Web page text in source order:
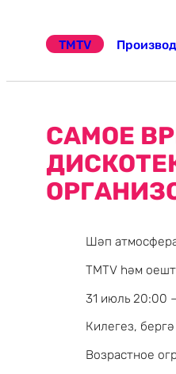
содержимому
TMTV
САМОЕ
Шәп
ТМТV һәм
31 июль 20:00
Килегез,
Возрастное